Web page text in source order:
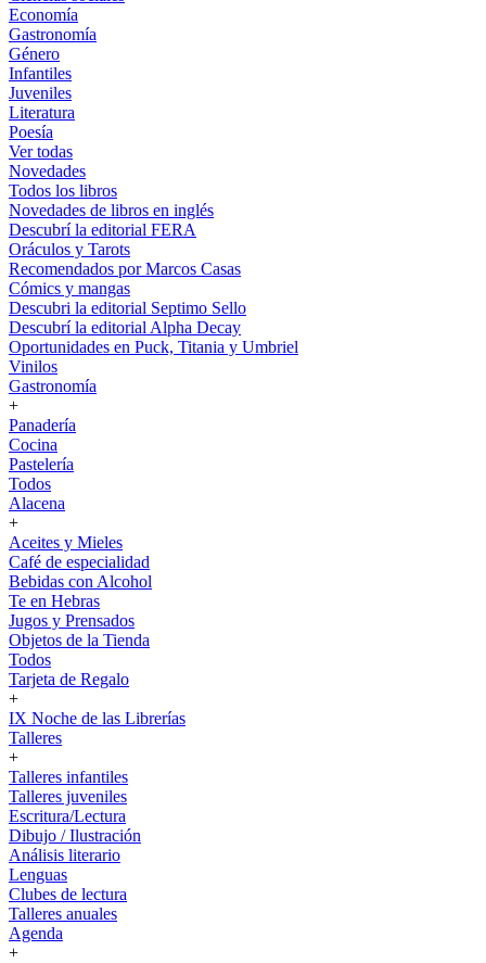
Economía
Gastronomía
Género
Infantiles
Juveniles
Literatura
Poesía
Ver todas
Novedades
Todos los libros
Novedades de libros en inglés
Descubrí la editorial FERA
Oráculos y Tarots
Recomendados por Marcos Casas
Cómics y mangas
Descubri la editorial Septimo Sello
Descubrí la editorial Alpha Decay
Oportunidades en Puck, Titania y Umbriel
Vinilos
Gastronomía
+
Panadería
Cocina
Pastelería
Todos
Alacena
+
Aceites y Mieles
Café de especialidad
Bebidas con Alcohol
Te en Hebras
Jugos y Prensados
Objetos de la Tienda
Todos
Tarjeta de Regalo
+
IX Noche de las Librerías
Talleres
+
Talleres infantiles
Talleres juveniles
Escritura/Lectura
Dibujo / Ilustración
Análisis literario
Lenguas
Clubes de lectura
Talleres anuales
Agenda
+